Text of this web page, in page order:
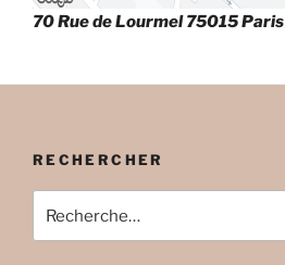
70 Rue de Lourmel 75015 Paris
RECHERCHER
pour